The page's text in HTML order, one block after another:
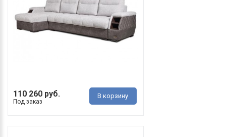
110 260 руб.
Под заказ
В корзину